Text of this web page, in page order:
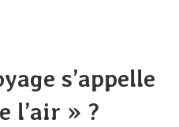
s’appelle
l’air » ?